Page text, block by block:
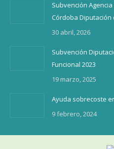
Subvención
Córdoba Diputación
30 abril, 2026
Subvención
Funcional 2023
19 marzo, 2025
Ayuda sobrecoste
9 febrero, 2024